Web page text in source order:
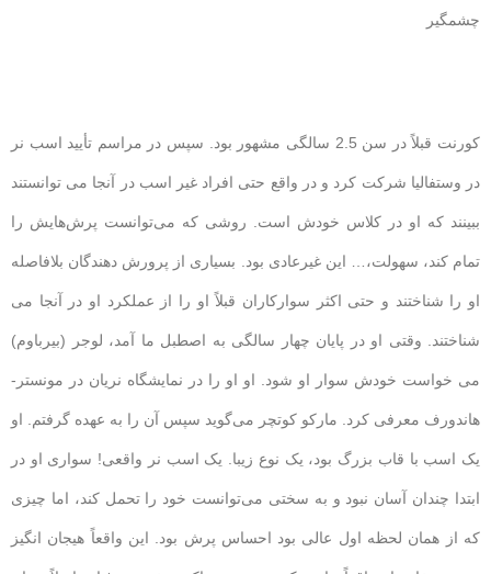
چشمگیر
کورنت قبلاً در سن 2.5 سالگی مشهور بود. سپس در مراسم تأیید اسب نر
در وستفالیا شرکت کرد و در واقع حتی افراد غیر اسب در آنجا می توانستند
ببینند که او در کلاس خودش است. روشی که می‌توانست پرش‌هایش را
تمام کند، سهولت،… این غیرعادی بود. بسیاری از پرورش دهندگان بلافاصله
او را شناختند و حتی اکثر سوارکاران قبلاً او را از عملکرد او در آنجا می
شناختند. وقتی او در پایان چهار سالگی به اصطبل ما آمد، لوجر (بیرباوم)
می خواست خودش سوار او شود. او او را در نمایشگاه نریان در مونستر-
هاندورف معرفی کرد. مارکو کوتچر می‌گوید سپس آن را به عهده گرفتم. او
یک اسب با قاب بزرگ بود، یک نوع زیبا. یک اسب نر واقعی! سواری او در
ابتدا چندان آسان نبود و به سختی می‌توانست خود را تحمل کند، اما چیزی
که از همان لحظه اول عالی بود احساس پرش بود. این واقعاً هیجان انگیز